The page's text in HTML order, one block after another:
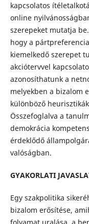
kapcsolatos
online
szerepeket mutatja
hogy a
kiemelkedő szerepet
akciótervvel
azonosíthatunk a
melyekben a bizalom
különböző
Összefoglalva a
demokrácia
érdeklődő
valóságban.
GYAKORLATI
Egy szakpolitika
bizalom erősítése,